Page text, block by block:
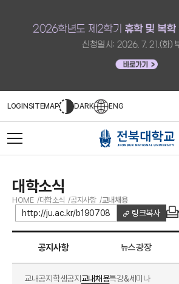
LOGINSITEMAP DARK ENG
대학소식
HOME 대학소식 공지사항 교내채용
http://ju.ac.kr/b190708 링크복사
공지사항 뉴스광장
교내공지 학생공지 교내채용특강&세미나